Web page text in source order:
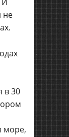
не
в 30
море,